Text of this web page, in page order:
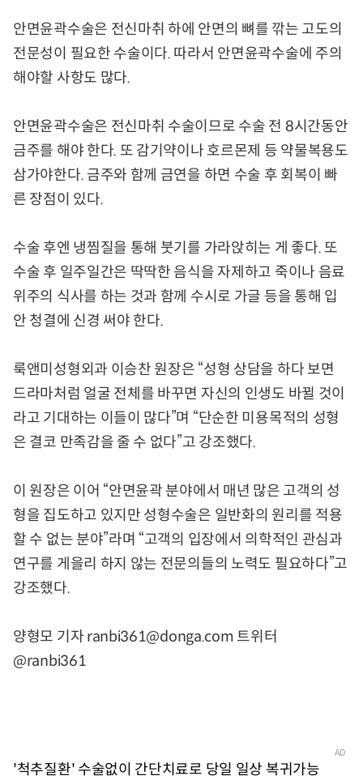
안면윤곽수술은 전신마취 하에 안면의 뼈를 깎는 고도의
전문성이 필요한 수술이다. 따라서 안면윤곽수술에 주의
해야할 사항도 많다.
안면윤곽수술은 전신마취 수술이므로 수술 전 8시간동안
금주를 해야 한다. 또 감기약이나 호르몬제 등 약물복용도
삼가야한다. 금주와 함께 금연을 하면 수술 후 회복이 빠
른 장점이 있다.
수술 후엔 냉찜질을 통해 붓기를 가라앉히는 게 좋다. 또
수술 후 일주일간은 딱딱한 음식을 자제하고 죽이나 음료
위주의 식사를 하는 것과 함께 수시로 가글 등을 통해 입
안 청결에 신경 써야 한다.
룩앤미성형외과 이승찬 원장은 “성형 상담을 하다 보면
드라마처럼 얼굴 전체를 바꾸면 자신의 인생도 바뀔 것이
라고 기대하는 이들이 많다”며 “단순한 미용목적의 성형
은 결코 만족감을 줄 수 없다”고 강조했다.
이 원장은 이어 “안면윤곽 분야에서 매년 많은 고객의 성
형을 집도하고 있지만 성형수술은 일반화의 원리를 적용
할 수 없는 분야”라며 “고객의 입장에서 의학적인 관심과
연구를 게을리 하지 않는 전문의들의 노력도 필요하다”고
강조했다.
양형모 기자 ranbi361@donga.com 트위터
@ranbi361